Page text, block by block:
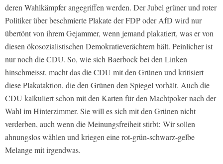
deren Wahlkämpfer angegriffen werden. Der Jubel grüner und roter
Politiker über beschmierte Plakate der FDP oder AfD wird nur
übertönt von ihrem Gejammer, wenn jemand plakatiert, was er von
diesen ökosozialistischen Demokratieverächtern hält. Peinlicher ist
nur noch die CDU. So, wie sich Baerbock bei den Linken
hinschmeisst, macht das die CDU mit den Grünen und kritisiert
diese Plakataktion, die den Grünen den Spiegel vorhält. Auch die
CDU kalkuliert schon mit den Karten für den Machtpoker nach der
Wahl im Hinterzimmer. Sie will es sich mit den Grünen nicht
verderben, auch wenn die Meinungsfreiheit stirbt: Wir sollen
ahnungslos wählen und kriegen eine rot-grün-schwarz-gelbe
Melange mit irgendwas.